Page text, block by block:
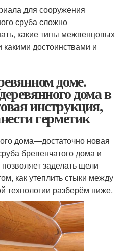
для сооружения
сруба сложно
какие типы межвенцовых
достоинствами и
доме.
дома в
инструкция,
герметик
дома—достаточно новая
бревенчатого дома и
заделать щели
как утеплить стыки между
разберём ниже.